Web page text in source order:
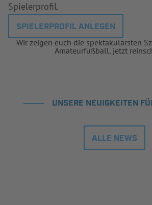
Spielerprofil.
SPIELERPROFIL ANLEGEN
Wir zeigen euch die spektakulärsten
Amateurfußball, jetzt
UNSERE NEUIGKEITEN
ALLE NEWS